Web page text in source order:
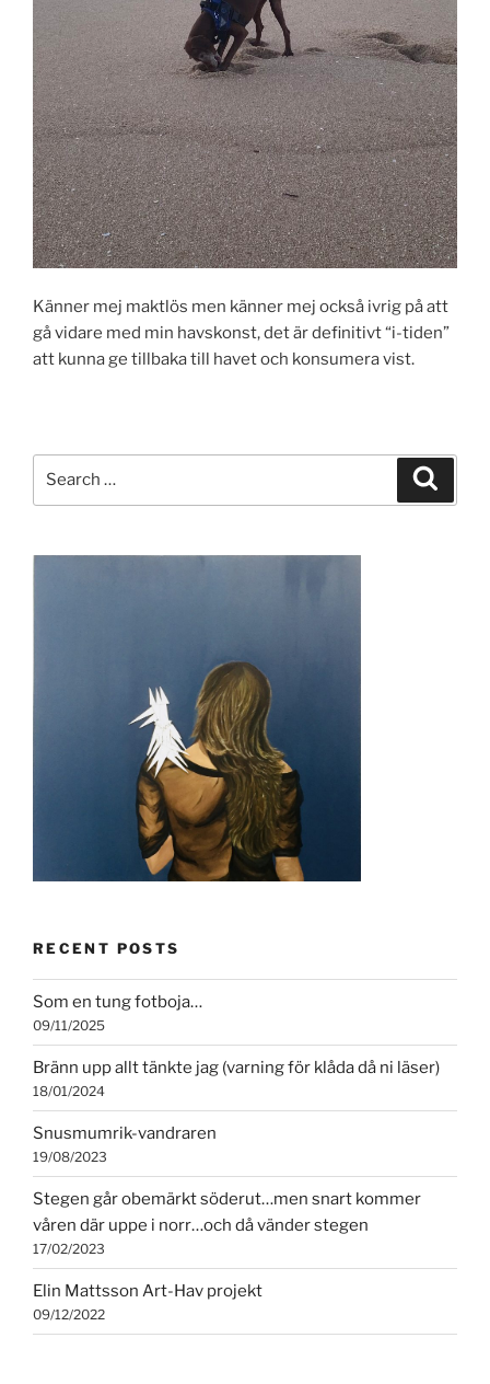
Känner mej maktlös men känner mej också ivrig på att
gå vidare med min havskonst, det är definitivt “i-tiden”
att kunna ge tillbaka till havet och konsumera vist.
RECENT POSTS
Som en tung fotboja…
09/11/2025
Bränn upp allt tänkte jag (varning för klåda då ni läser)
18/01/2024
Snusmumrik-vandraren
19/08/2023
Stegen går obemärkt söderut…men snart kommer
våren där uppe i norr…och då vänder stegen
17/02/2023
Elin Mattsson Art-Hav projekt
09/12/2022